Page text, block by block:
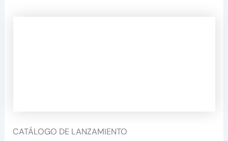
CATÁLOGO DE LANZAMIENTO